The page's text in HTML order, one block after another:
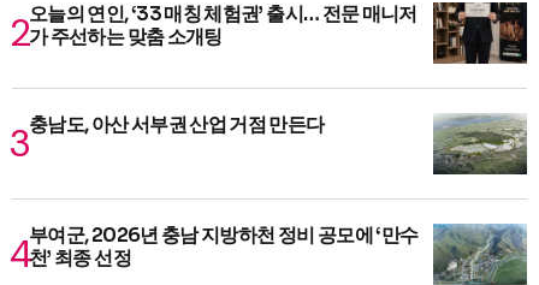
오늘의 연인, ‘33 매칭 체험권’ 출시… 전문 매니저
가 주선하는 맞춤 소개팅
충남도, 아산 서부권 산업 거점 만든다
부여군, 2026년 충남 지방하천 정비 공모에 ‘만수
천’ 최종 선정